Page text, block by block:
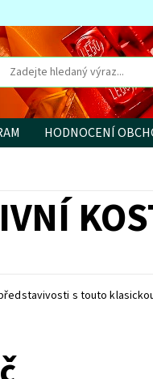
HODNOCENÍ
s touto